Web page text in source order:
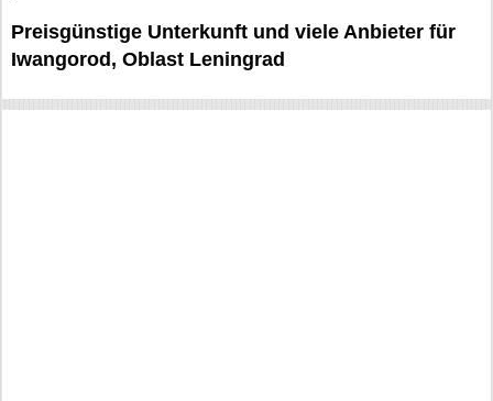
Preisgünstige Unterkunft und viele Anbieter für
Iwangorod, Oblast Leningrad